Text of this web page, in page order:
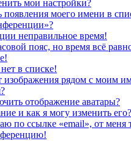
мои настройки?
появления моего имени в
неправильное время!
пояс, но время всё
в списке!
изображения рядом с моим
отображение аватары?
и как я могу изменить его?
по ссылке «email», от меня